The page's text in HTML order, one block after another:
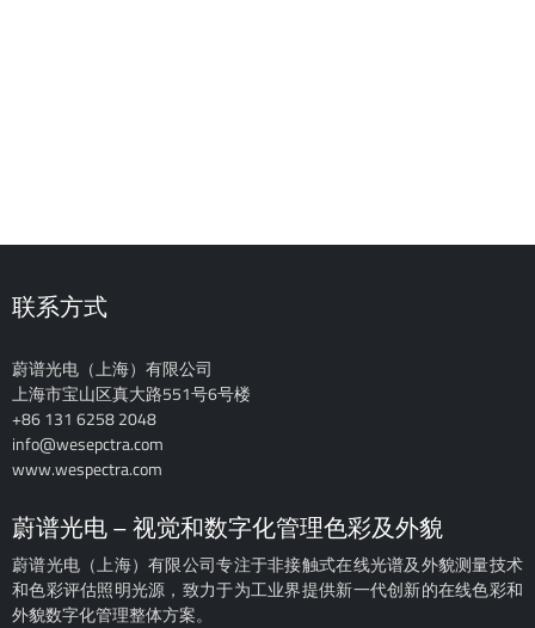
联系方式
蔚谱光电 – 视觉和数字化管理色彩及外貌
蔚谱光电（上海）有限公司专注于非接触式在线光谱及外貌测量技术
和色彩评估照明光源，致力于为工业界提供新一代创新的在线色彩和
外貌数字化管理整体方案。
蔚谱光电（上海）有限公司
上海市宝山区真大路551号6号楼
+86 131 6258 2048
info@wesepctra.com
www.wespectra.com